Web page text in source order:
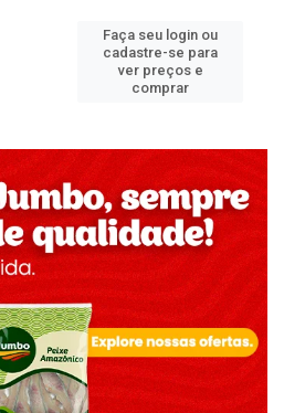
Faça seu login ou
cadastre-se para
ver preços e
comprar